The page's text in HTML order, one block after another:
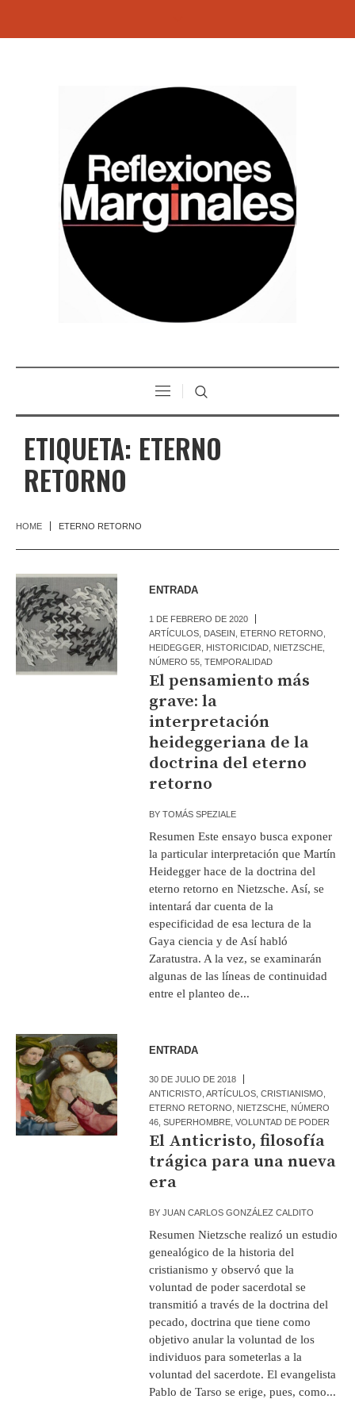
ETIQUETA: ETERNO
RETORNO
HOME ETERNO RETORNO
ENTRADA
1 DE FEBRERO DE 2020
ARTÍCULOS DASEIN ETERNO RETORNO
HEIDEGGER
HISTORICIDAD NIETZSCHE
NÚMERO 55 ,TEMPORALIDAD
El pensamiento más
grave: la
interpretación
heideggeriana de la
doctrina del eterno
retorno
BYTOMÁS SPEZIALE
Resumen Este ensayo busca exponer
la particular interpretación que Martín
Heidegger hace de la doctrina del
eterno retorno en Nietzsche. Así, se
intentará dar cuenta de la
especificidad de esa lectura de la
Gaya ciencia y de Así habló
Zaratustra. A la vez, se examinarán
algunas de las líneas de continuidad
entre el planteo de...
ENTRADA
30 DE JULIO DE 2018
ANTICRISTO ,ARTÍCULOS ,CRISTIANISMO
ETERNO RETORNO
NIETZSCHE NÚMERO
46 ,SUPERHOMBRE ,VOLUNTAD DE PODER
El Anticristo, filosofía
trágica para una nueva
era
BYJUAN CARLOS GONZÁLEZ CALDITO
Resumen Nietzsche realizó un estudio
genealógico de la historia del
cristianismo y observó que la
voluntad de poder sacerdotal se
transmitió a través de la doctrina del
pecado, doctrina que tiene como
objetivo anular la voluntad de los
individuos para someterlas a la
voluntad del sacerdote. El evangelista
Pablo de Tarso se erige, pues, como...